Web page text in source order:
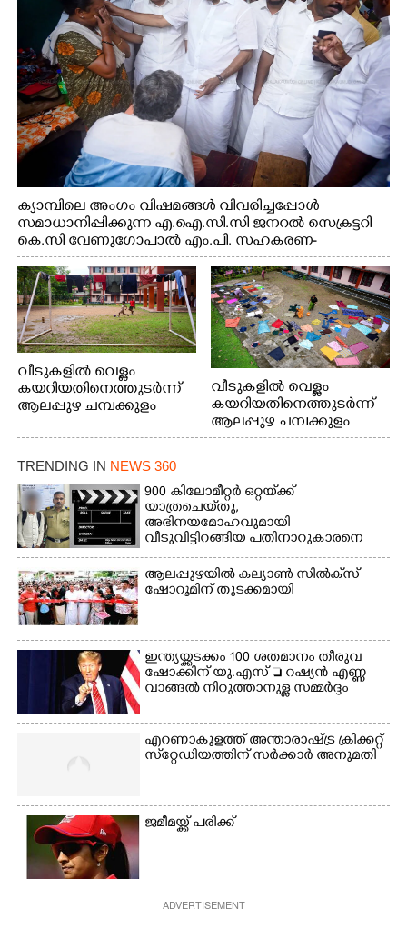
ക്യാമ്പിലെ അംഗം വിഷമങ്ങൾ വിവരിച്ചപ്പോൾ
സമാധാനിപ്പിക്കുന്ന എ.ഐ.സി.സി ജനറൽ സെക്രട്ടറി
കെ.സി വേണുഗോപാൽ എം.പി. സഹകരണ-
എക്സൈസ് വകുപ്പ് മന്ത്രി എം. ലിജു, എന്നിവർ
വീടുകളിൽ വെള്ളം
കയറിയതിനെത്തുടർന്ന്
ആലപ്പുഴ ചമ്പക്കുളം
പോരൂക്കര സെൻട്രൽ
സ്കൂളിലെ ദുരിതാശ്വാസ
ക്യാമ്പിലെത്തിയവർ
വസ്ത്രങ്ങൾ
ഉണക്കാനിട്ടിരിക്കുന്ന
ഗോൾപോസ്റ്റിന് മുന്നിൽ
ഫുട്ബോൾ കളികളിൽ
ഏർപ്പെട്ടിരിക്കുന്ന
കുട്ടികൾ
വീടുകളിൽ വെള്ളം
കയറിയതിനെത്തുടർന്ന്
ആലപ്പുഴ ചമ്പക്കുളം
ഫാദർ തോമസ്
ക്യാമ്പിലെത്തിയവർ മഴ
മാറിനിന്ന ഇടവേളയിൽ
ക്യാമ്പ് പരിസരത്ത്
വസ്ത്രങ്ങൾ
ഉണക്കാനിടുന്ന കാഴ്ച.
TRENDING IN NEWS 360
900 കിലോമീറ്റർ ഒറ്റയ്‌ക്ക്
യാത്രചെ‌യ്‌തു,​
അഭിനയമോഹവുമായി
വീടുവിട്ടിറങ്ങിയ പതിനാറുകാരനെ
കണ്ടെത്തിയത് ഫിലിം സിറ്റിയിൽ
ആലപ്പുഴയിൽ കല്യാൺ സിൽക്‌സ്
ഷോറൂമിന് തുടക്കമായി
ഇന്ത്യയ്ക്കടക്കം 100 ശതമാനം തീരുവ
ഷോക്കിന് യു.എസ്  റഷ്യൻ എണ്ണ
വാങ്ങൽ നിറുത്താനുള്ള സമ്മർദ്ദം
എറണാകുളത്ത് അന്താരാഷ്ട്ര ക്രിക്കറ്റ്
സ്‌റ്റേഡിയത്തിന് സർക്കാർ അനുമതി
ജമീമയ്ക്ക് പരിക്ക്
ADVERTISEMENT